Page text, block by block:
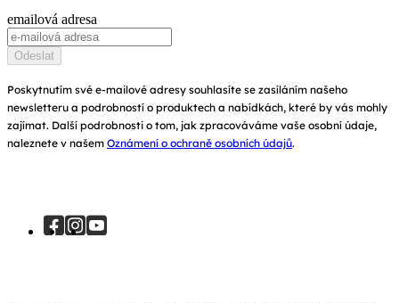
Návod k obsluze
Mapa stránek
Najít obchody
Zaregistrujte svůj výrobek
emailová adresa
Odeslat
Poskytnutím své e-mailové adresy souhlasíte se zasíláním našeho
newsletteru a podrobností o produktech a nabídkách, které by vás mohly
zajímat. Další podrobnosti o tom, jak zpracováváme vaše osobní údaje,
naleznete v našem Oznámení o ochraně osobních údajů.